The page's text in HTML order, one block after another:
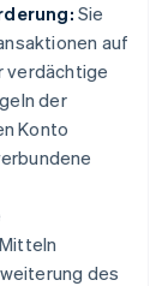
Sie
auf
verdächtige
der
Konto
des